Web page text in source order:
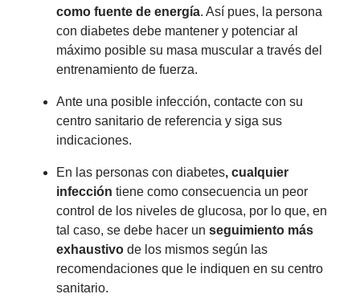
como fuente de energía. Así pues, la persona
con diabetes debe mantener y potenciar al
máximo posible su masa muscular a través del
entrenamiento de fuerza.
Ante una posible infección, contacte con su
centro sanitario de referencia y siga sus
indicaciones.
En las personas con diabetes, cualquier
infección tiene como consecuencia un peor
control de los niveles de glucosa, por lo que, en
tal caso, se debe hacer un seguimiento más
exhaustivo de los mismos según las
recomendaciones que le indiquen en su centro
sanitario.